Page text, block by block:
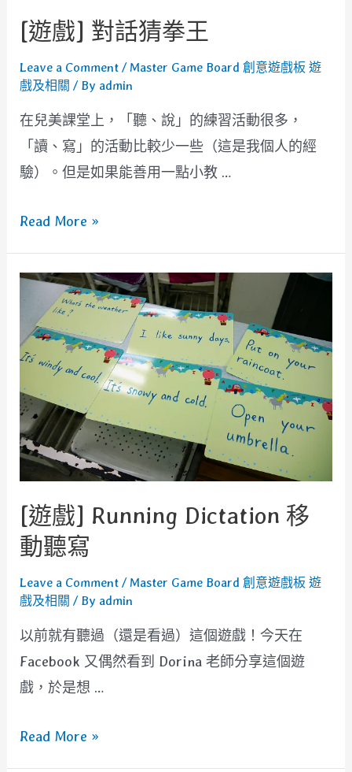
比
賽
[遊戲] 對話猜拳王
Leave a Comment /Master Game Board 創意遊戲板 遊
戲及相關 / By admin
在兒美課堂上，「聽、說」的練習活動很多，
「讀、寫」的活動比較少一些（這是我個人的經
驗）。但是如果能善用一點小教 …
[遊
對
拳
Read More »
[遊戲] Running Dictation 移
動聽寫
Leave a Comment /Master Game Board 創意遊戲板 遊
戲及相關 / By admin
以前就有聽過（還是看過）這個遊戲！今天在
Facebook 又偶然看到 Dorina 老師分享這個遊
戲，於是想 …
[遊
Read More »